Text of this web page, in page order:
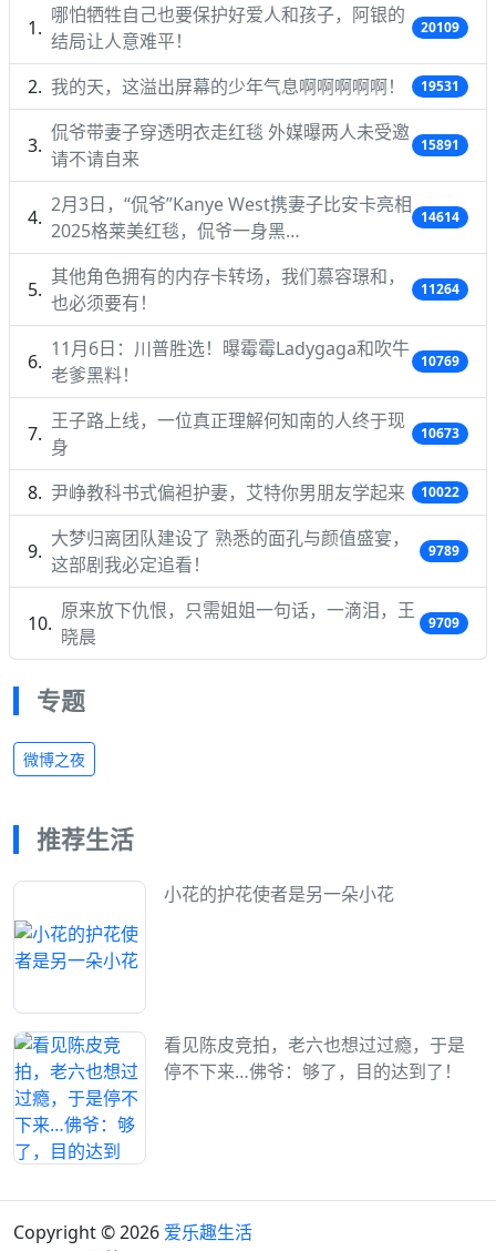
哪怕牺牲自己也要保护好爱人和孩子，阿银的
结局让人意难平！
20109
我的天，这溢出屏幕的少年气息啊啊啊啊啊！ 19531
侃爷带妻子穿透明衣走红毯 外媒曝两人未受邀
请不请自来
15891
2月3日，“侃爷”Kanye West携妻子比安卡亮相
2025格莱美红毯，侃爷一身黑…
14614
其他角色拥有的内存卡转场，我们慕容璟和，
也必须要有！
11264
11月6日：川普胜选！曝霉霉Ladygaga和吹牛
老爹黑料！
10769
王子路上线，一位真正理解何知南的人终于现
身
10673
尹峥教科书式偏袒护妻，艾特你男朋友学起来 10022
大梦归离团队建设了 熟悉的面孔与颜值盛宴，
这部剧我必定追看！
9789
原来放下仇恨，只需姐姐一句话，一滴泪，王
晓晨
9709
专题
微博之夜
推荐生活
小花的护花使者是另一朵小花
看见陈皮竞拍，老六也想过过瘾，于是
停不下来…佛爷：够了，目的达到了！
Copyright © 2026 爱乐趣生活